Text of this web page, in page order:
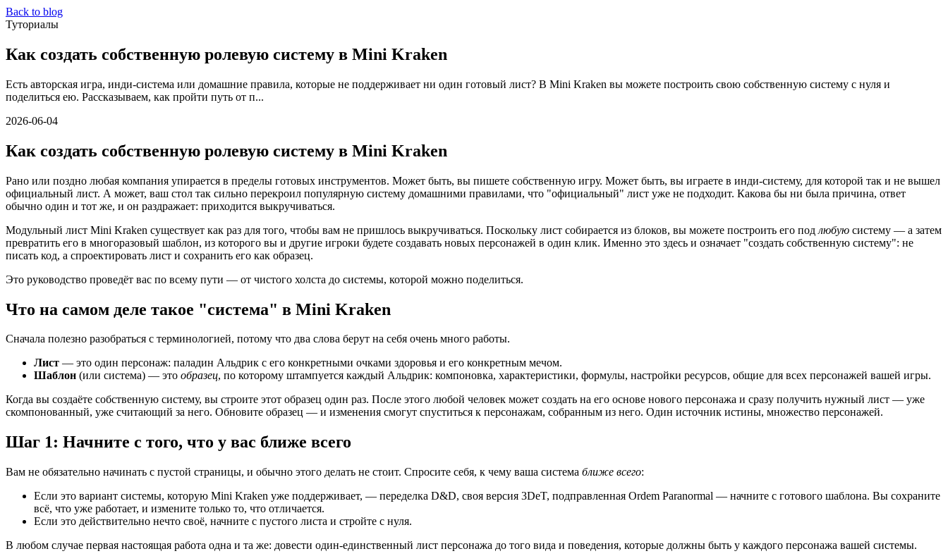
Back to blog
Туториалы
Как создать собственную ролевую систему в Mini Kraken
Есть авторская игра, инди-система или домашние правила, которые не поддерживает ни один готовый лист? В Mini Kraken вы можете построить свою собственную систему с нуля и
поделиться ею. Рассказываем, как пройти путь от п...
2026-06-04
Как создать собственную ролевую систему в Mini Kraken
Рано или поздно любая компания упирается в пределы готовых инструментов. Может быть, вы пишете собственную игру. Может быть, вы играете в инди-систему, для которой так и не вышел
официальный лист. А может, ваш стол так сильно перекроил популярную систему домашними правилами, что "официальный" лист уже не подходит. Какова бы ни была причина, ответ
обычно один и тот же, и он раздражает: приходится выкручиваться.
Модульный лист Mini Kraken существует как раз для того, чтобы вам не пришлось выкручиваться. Поскольку лист собирается из блоков, вы можете построить его под любую систему — а затем
превратить его в многоразовый шаблон, из которого вы и другие игроки будете создавать новых персонажей в один клик. Именно это здесь и означает "создать собственную систему": не
писать код, а спроектировать лист и сохранить его как образец.
Это руководство проведёт вас по всему пути — от чистого холста до системы, которой можно поделиться.
Что на самом деле такое "система" в Mini Kraken
Сначала полезно разобраться с терминологией, потому что два слова берут на себя очень много работы.
Лист — это один персонаж: паладин Альдрик с его конкретными очками здоровья и его конкретным мечом.
Шаблон (или система) — это образец, по которому штампуется каждый Альдрик: компоновка, характеристики, формулы, настройки ресурсов, общие для всех персонажей вашей игры.
Когда вы создаёте собственную систему, вы строите этот образец один раз. После этого любой человек может создать на его основе нового персонажа и сразу получить нужный лист — уже
скомпонованный, уже считающий за него. Обновите образец — и изменения смогут спуститься к персонажам, собранным из него. Один источник истины, множество персонажей.
Шаг 1: Начните с того, что у вас ближе всего
Вам не обязательно начинать с пустой страницы, и обычно этого делать не стоит. Спросите себя, к чему ваша система ближе всего:
Если это вариант системы, которую Mini Kraken уже поддерживает, — переделка D&D, своя версия 3DeT, подправленная Ordem Paranormal — начните с готового шаблона. Вы сохраните
всё, что уже работает, и измените только то, что отличается.
Если это действительно нечто своё, начните с пустого листа и стройте с нуля.
В любом случае первая настоящая работа одна и та же: довести один-единственный лист персонажа до того вида и поведения, которые должны быть у каждого персонажа вашей системы.